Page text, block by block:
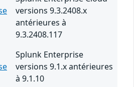
versions 9.3.2408.x
antérieures à
9.3.2408.117
Splunk Enterprise
versions 9.1.x antérieures
à 9.1.10